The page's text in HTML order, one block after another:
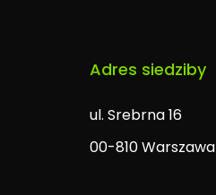
Adres siedziby
ul. Srebrna 16
00-810 Warszawa